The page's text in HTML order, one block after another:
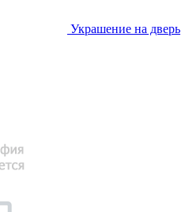
Украшение на дверь